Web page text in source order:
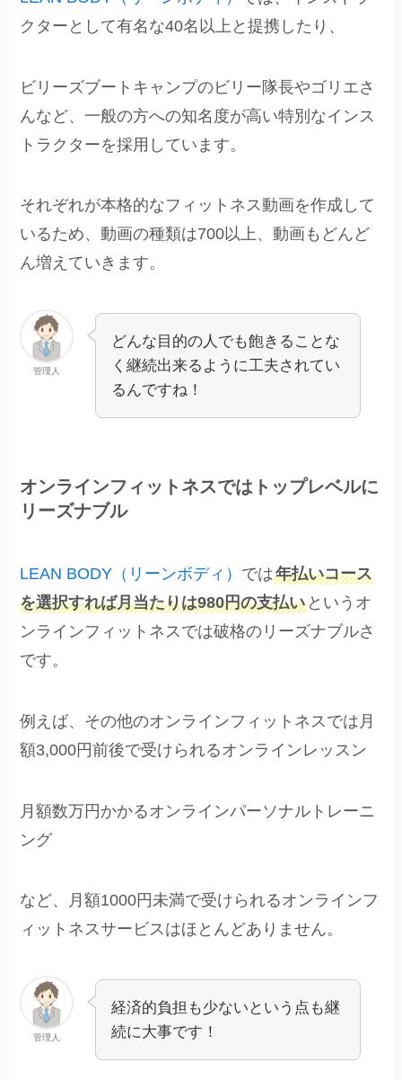
クターとして有名な40名以上と提携したり、
ビリーズブートキャンプのビリー隊長やゴリエさ
んなど、一般の方への知名度が高い特別なインス
トラクターを採用しています。
それぞれが本格的なフィットネス動画を作成して
いるため、動画の種類は700以上、動画もどんど
ん増えていきます。
管理人
どんな目的の人でも飽きることな
く継続出来るように工夫されてい
るんですね！
オンラインフィットネスではトップレベルに
リーズナブル
LEAN BODY（リーンボディ） では年払いコース
を選択すれば月当たりは980円の支払い というオ
ンラインフィットネスでは破格のリーズナブルさ
です。
例えば、その他のオンラインフィットネスでは月
額3,000円前後で受けられるオンラインレッスン
月額数万円かかるオンラインパーソナルトレーニ
ング
など、月額1000円未満で受けられるオンラインフ
ィットネスサービスはほとんどありません。
管理人
経済的負担も少ないという点も継
続に大事です！